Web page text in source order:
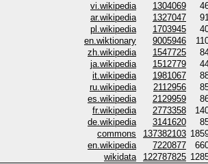
vi.wikipedia 1304069
ar.wikipedia 1327047
pl.wikipedia 1703945
en.wiktionary 9005946
zh.wikipedia 1547725
ja.wikipedia 1512779
it.wikipedia 1981067
ru.wikipedia 2112956
es.wikipedia 2129959
fr.wikipedia 2773358
de.wikipedia 3141620
commons 137382103
en.wikipedia 7220877
wikidata 122787825